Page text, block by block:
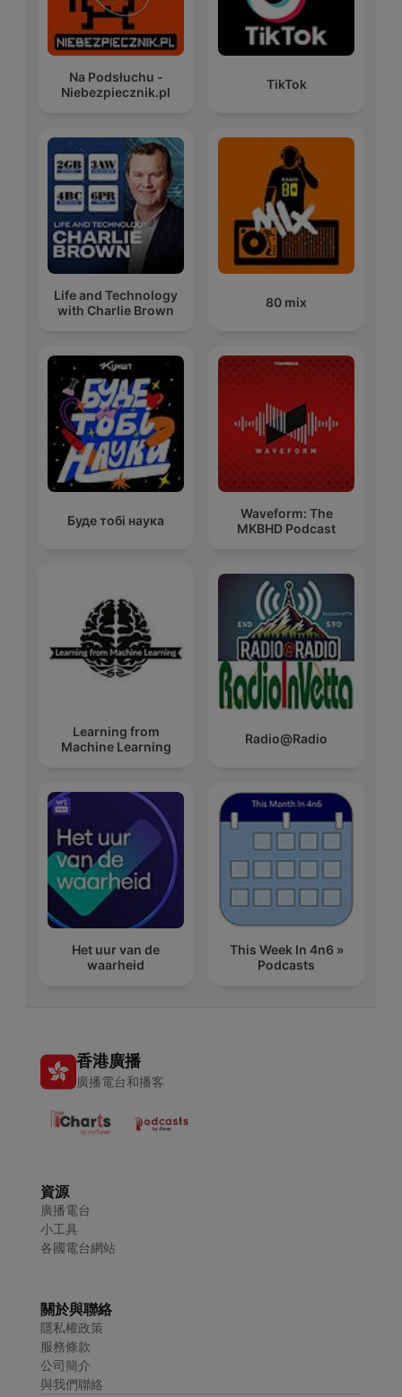
Na Podsłuchu -
Niebezpiecznik.pl
TikTok
Life and Technology
with Charlie Brown
80 mix
Буде тобі наука
Waveform: The
MKBHD Podcast
Learning from
Machine Learning
Radio@Radio
Het uur van de
waarheid
This Week In 4n6 »
Podcasts
香港廣播
廣播電台和播客
資源
廣播電台
小工具
各國電台網站
關於與聯絡
隱私權政策
服務條款
公司簡介
與我們聯絡